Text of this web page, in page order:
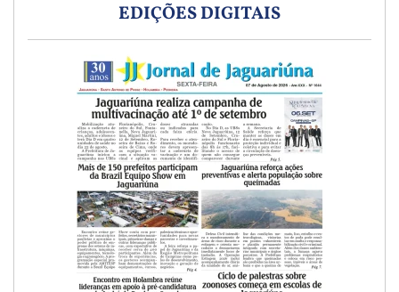
EDIÇÕES DIGITAIS